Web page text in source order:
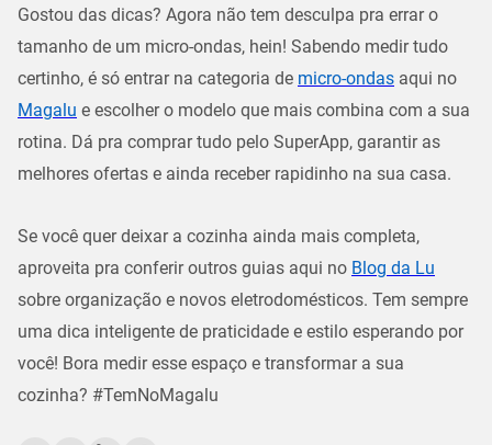
Gostou das dicas? Agora não tem desculpa pra errar o
tamanho de um micro-ondas, hein! Sabendo medir tudo
certinho, é só entrar na categoria de micro-ondas aqui no
Magalu e escolher o modelo que mais combina com a sua
rotina. Dá pra comprar tudo pelo SuperApp, garantir as
melhores ofertas e ainda receber rapidinho na sua casa.
Se você quer deixar a cozinha ainda mais completa,
aproveita pra conferir outros guias aqui no Blog da Lu
sobre organização e novos eletrodomésticos. Tem sempre
uma dica inteligente de praticidade e estilo esperando por
você! Bora medir esse espaço e transformar a sua
cozinha? #TemNoMagalu